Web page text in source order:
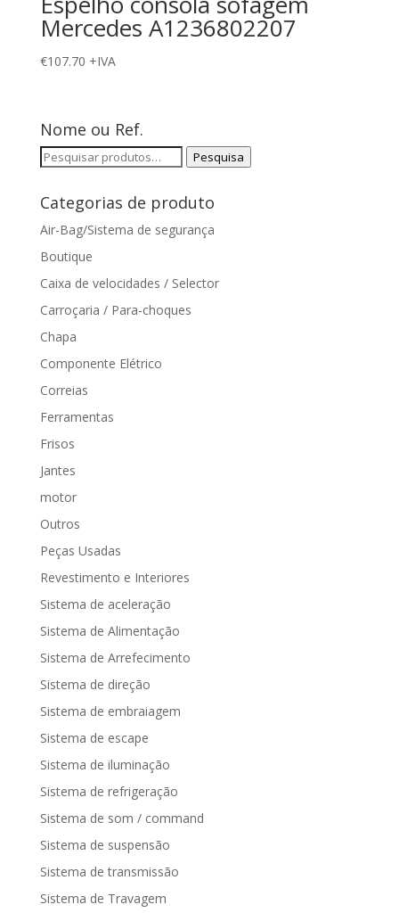
Mercedes A1236802207
€107.70 +IVA
Nome ou Ref.
Pesquisar
Pesquisa
Categorias de produto
Air-Bag/Sistema de segurança
Boutique
Caixa de velocidades / Selector
Carroçaria / Para-choques
Chapa
Componente Elétrico
Correias
Ferramentas
Frisos
Jantes
motor
Outros
Peças Usadas
Revestimento e Interiores
Sistema de aceleração
Sistema de Alimentação
Sistema de Arrefecimento
Sistema de direção
Sistema de embraiagem
Sistema de escape
Sistema de iluminação
Sistema de refrigeração
Sistema de som / command
Sistema de suspensão
Sistema de transmissão
Sistema de Travagem